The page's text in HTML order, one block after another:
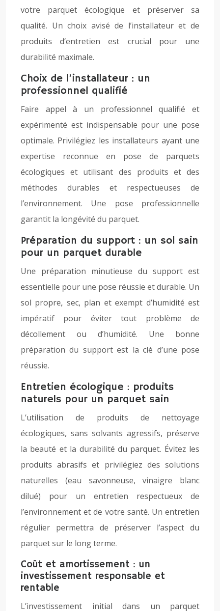
votre parquet écologique et préserver sa
qualité. Un choix avisé de l’installateur et de
produits d’entretien est crucial pour une
durabilité maximale.
Choix de l’installateur : un
professionnel qualifié
Faire appel à un professionnel qualifié et
expérimenté est indispensable pour une pose
optimale. Privilégiez les installateurs ayant une
expertise reconnue en pose de parquets
écologiques et utilisant des produits et des
méthodes durables et respectueuses de
l’environnement. Une pose professionnelle
garantit la longévité du parquet.
Préparation du support : un sol sain
pour un parquet durable
Une préparation minutieuse du support est
essentielle pour une pose réussie et durable. Un
sol propre, sec, plan et exempt d’humidité est
impératif pour éviter tout problème de
décollement ou d’humidité. Une bonne
préparation du support est la clé d’une pose
réussie.
Entretien écologique : produits
naturels pour un parquet sain
L’utilisation de produits de nettoyage
écologiques, sans solvants agressifs, préserve
la beauté et la durabilité du parquet. Évitez les
produits abrasifs et privilégiez des solutions
naturelles (eau savonneuse, vinaigre blanc
dilué) pour un entretien respectueux de
l’environnement et de votre santé. Un entretien
régulier permettra de préserver l’aspect du
parquet sur le long terme.
Coût et amortissement : un
investissement responsable et
rentable
L’investissement initial dans un parquet